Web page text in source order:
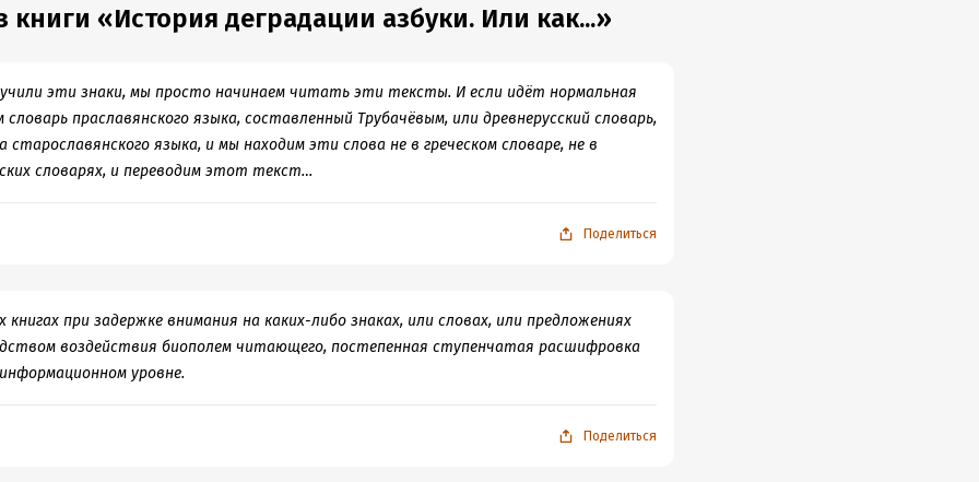
книги «История деградации азбуки. Или как...»
эти знаки, мы просто начинаем читать эти тексты. И если идёт нормальная
словарь праславянского языка, составленный Трубачёвым, или древнерусский словарь,
старославянского языка, и мы находим эти слова не в греческом словаре, не в
словарях, и переводим этот текст…
Поделиться
книгах при задержке внимания на каких-либо знаках, или словах, или предложениях
воздействия биополем читающего, постепенная ступенчатая расшифровка
уровне.
Поделиться